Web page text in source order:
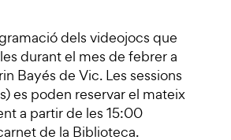
dels videojocs que
durant el mes de febrer a
Bayés de Vic. Les sessions
es poden reservar el mateix
a partir de les 15:00
de la Biblioteca.